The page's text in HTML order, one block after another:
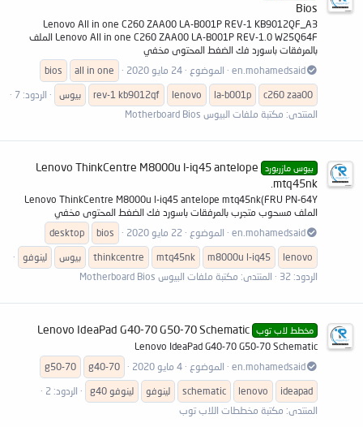
Bios
Lenovo All in one C260 ZAA00 LA-B001P REV-1 KB9012QF_A3
Lenovo All in one C260 ZAA00 LA-B001P REV-1.0 W25Q64F الملف
بالمرفقات باسورد فك الضغط المحتوى مخفي
en.mohamedsaid
الموضوع 24 مايو 2020 all in one
bios
c260 zaa00
la-b001p
lenovo
rev-1 kb9012qf بيوس
الردود: 7
المنتدى: مكتبة ملفات البيوس Motherboard Bios
بيوس مازربورد
Lenovo ThinkCentre M8000u l-iq45 antelope
mtq45nk.
Lenovo ThinkCentre M8000u l-iq45 antelope mtq45nk(FRU PN-64Y
الملف مسحوب متجرب بالمرفقات باسورد فك الضغط المحتوى مخفي
en.mohamedsaid
الموضوع 22 مايو 2020 bios
desktop
lenovo
m8000u l-iq45
mtq45nk
thinkcentre بيوس
لينوفو
الردود: 32
المنتدى: مكتبة ملفات البيوس Motherboard Bios
مخطط لاب توب Lenovo IdeaPad G40-70 G50-70 Schematic
Lenovo IdeaPad G40-70 G50-70 Schematic
en.mohamedsaid
الموضوع 4 مايو 2020 g40-70
g50-70
ideapad
lenovo
schematic لينوفو لينوفو g40
الردود: 2
المنتدى: مكتبة مخططات اللاب توب